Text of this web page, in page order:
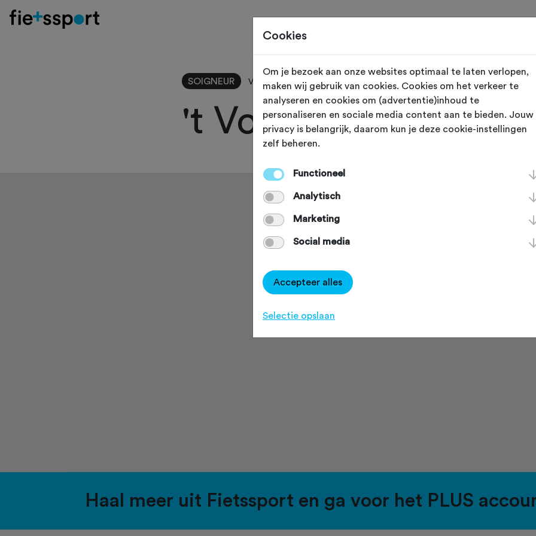
SOIGNEUR Vilvoorde
't Voorhof
Haal meer uit Fietssport en ga voor het PLUS
Cookies
Om je bezoek aan onze websites optimaal te laten verlopen,
maken wij gebruik van cookies. Cookies om het verkeer te
analyseren en cookies om (advertentie)inhoud te
personaliseren en sociale media content aan te bieden. Jouw
privacy is belangrijk, daarom kun je deze cookie-instellingen
zelf beheren.
Functioneel
Analytisch
Marketing
Social media
Accepteer alles
Selectie opslaan